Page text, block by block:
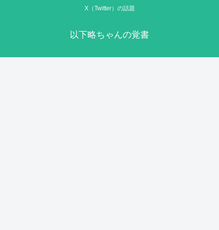
X（Twitter）の話題
以下略ちゃんの覚書